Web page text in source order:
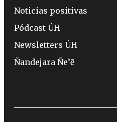
Noticias positivas
Pódcast ÚH
Newsletters ÚH
Ñandejara Ñe’ẽ